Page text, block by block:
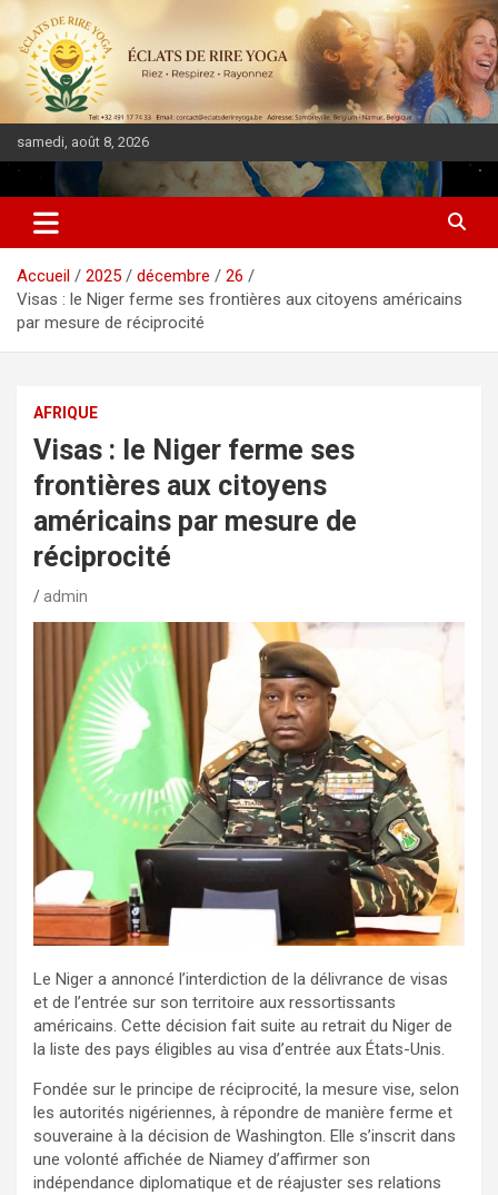
samedi, août 8, 2026
DIASPORA PULSE
Accueil 2025 décembre
26
Visas : le Niger ferme ses frontières aux citoyens américains
par mesure de réciprocité
AFRIQUE
Visas : le Niger ferme ses
frontières aux citoyens
américains par mesure de
réciprocité
admin
Le Niger a annoncé l’interdiction de la délivrance de visas
et de l’entrée sur son territoire aux ressortissants
américains. Cette décision fait suite au retrait du Niger de
la liste des pays éligibles au visa d’entrée aux États-Unis.
Fondée sur le principe de réciprocité, la mesure vise, selon
les autorités nigériennes, à répondre de manière ferme et
souveraine à la décision de Washington. Elle s’inscrit dans
une volonté affichée de Niamey d’affirmer son
indépendance diplomatique et de réajuster ses relations